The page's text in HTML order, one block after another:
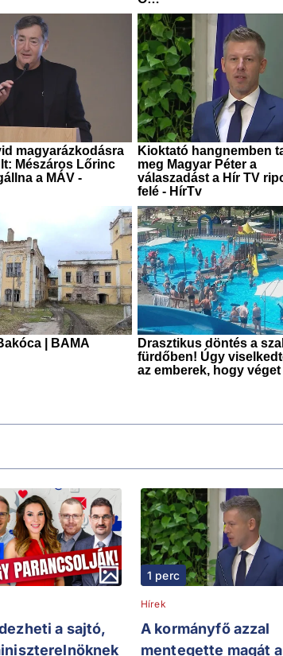
a sajtó,
1 perc
Hírek
A kormányfő azzal
mentegette magát a